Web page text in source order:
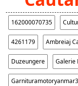
162000070735
4261179 Ambreiaj
Duzeungere Galerie